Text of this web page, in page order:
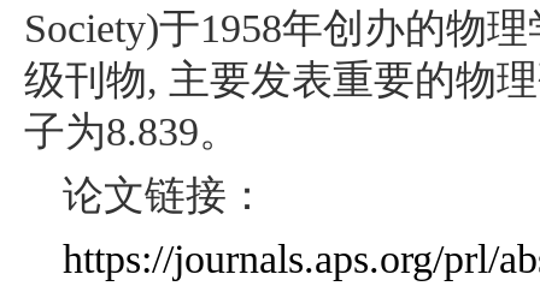
Society)于1958年创办的物
级刊物, 主要发表重要的物
子为8.839。
论文链接：
https://journals.aps.org/prl/